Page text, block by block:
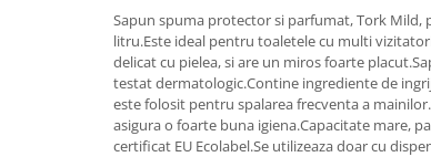
Dispensere hartie igienica
Dispensere odorizante
Dispensere prosoape pliate (Z)
Dispensere pungi igiena feminina
Sapun spuma protector si parfumat, Tork Mild,
litru.Este ideal pentru toaletele cu multi
delicat cu pielea, si are un miros foarte
testat dermatologic.Contine ingrediente de
este folosit pentru spalarea frecventa a
asigura o foarte buna igiena.Capacitate mare,
certificat EU Ecolabel.Se utilizeaza doar cu